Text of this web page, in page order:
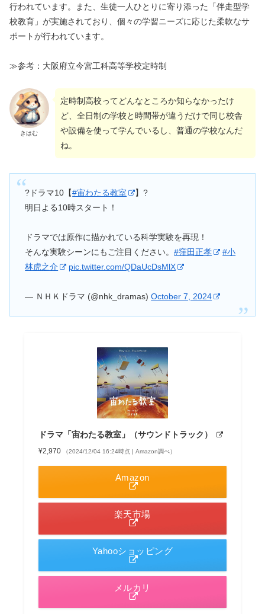
行われています。また、生徒一人ひとりに寄り添った「伴走型学
校教育」が実施されており、個々の学習ニーズに応じた柔軟なサ
ポートが行われています。
≫参考：大阪府立今宮工科高等学校定時制
きはむ
定時制高校ってどんなところか知らなかったけ
ど、全日制の学校と時間帯が違うだけで同じ校舎
や設備を使って学んでいるし、普通の学校なんだ
ね。
?ドラマ10【#宙わたる教室
】?
明日よる10時スタート！
ドラマでは原作に描かれている科学実験を再現！
そんな実験シーンにもご注目ください。#窪田正孝
#小
林虎之介
pic.twitter.com/QDaUcDsMlX
— ＮＨＫドラマ (@nhk_dramas)October 7, 2024
ドラマ「宙わたる教室」（サウンドトラック）
¥2,970 （2024/12/04 16:24時点 | Amazon調べ）
Amazon
楽天市場
Yahooショッピング
メルカリ